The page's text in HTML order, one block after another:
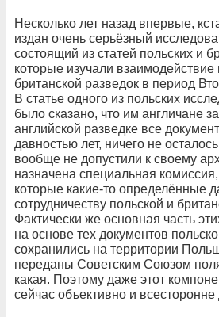
Несколько лет назад впервые,
издан очень серьёзный
состоящий из статей польских и
которые изучали взаимодействие
британской разведок в период
В статье одного из польских
было сказано, что им англичане
английской разведке все
давностью лет, ничего не
вообще не допустили к своему
назначена специальная
которые какие-то определённые
сотрудничеству польской и
Фактически же основная часть
на основе тех документов
сохранились на территории
переданы Советским Союзом
какая. Поэтому даже этот
сейчас объективно и